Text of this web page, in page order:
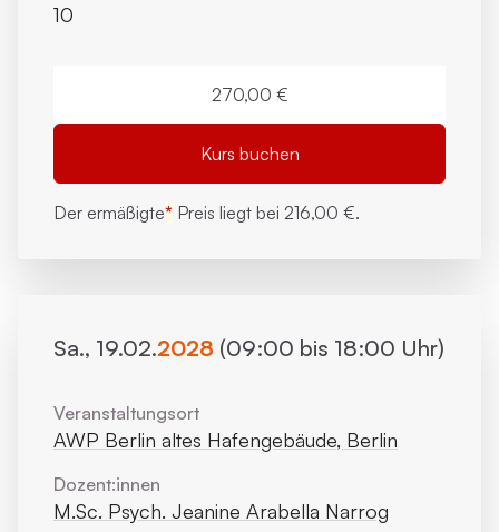
10
270,00 €
Kurs buchen
Der ermäßigte* Preis liegt bei 216,00 €.
Sa., 19.02.2028 (09:00 bis 18:00 Uhr)
Veranstaltungsort
AWP Berlin altes Hafengebäude, Berlin
Dozent:innen
M.Sc. Psych. Jeanine Arabella Narrog